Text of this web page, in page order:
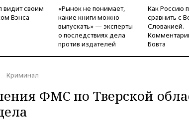
видит своим
Вэнса
«Рынок не понимает,
какие книги можно
выпускать» — эксперты
о последствиях дела
против издателей
Как Россию
сравнить с
Словакией.
Бовта
Криминал
ФМС по Тверской